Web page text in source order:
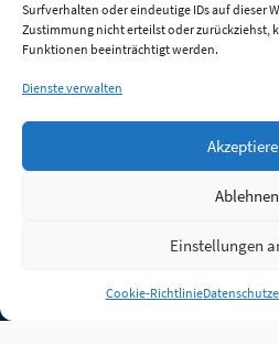
Surfverhalten oder eindeutige IDs auf dieser
Zustimmung nicht erteilst oder zurückziehst,
Funktionen beeinträchtigt werden.
Dienste verwalten
Ablehnen
Einstellungen
Cookie-Richtlinie
Anmelden
Jobs Partner